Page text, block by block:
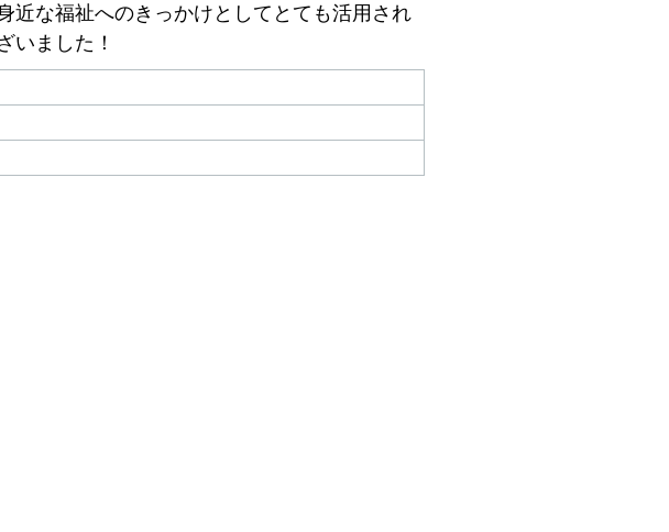
近な福祉へのきっかけとしてとても活用され
いました！